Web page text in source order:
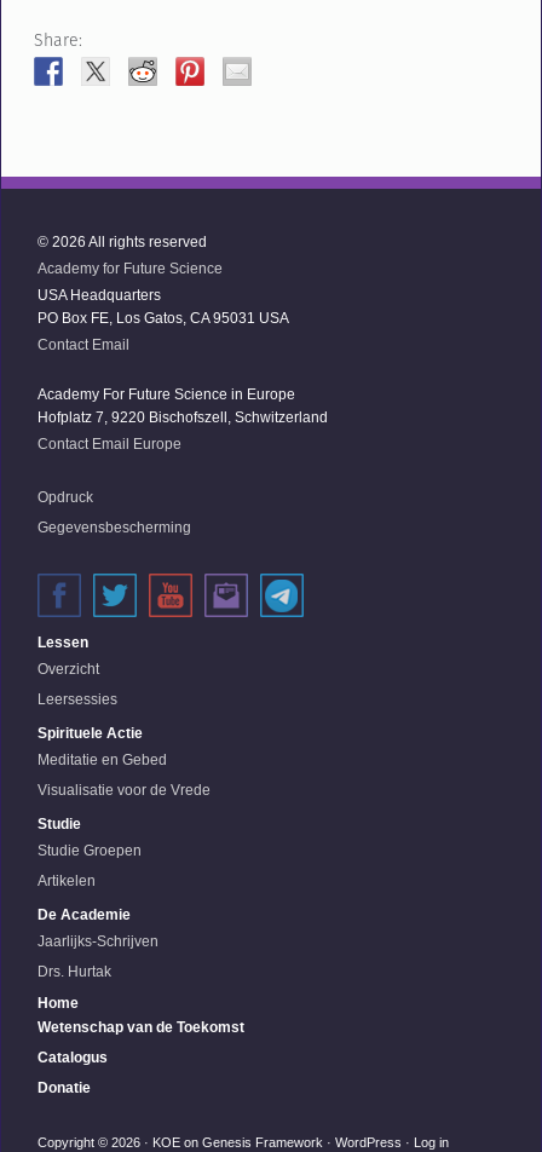
Share:
© 2026 All rights reserved
Academy for Future Science
USA Headquarters
PO Box FE, Los Gatos, CA 95031 USA
Contact Email
Academy For Future Science in Europe
Hofplatz 7, 9220 Bischofszell, Schwitzerland
Contact Email Europe
Opdruck
Gegevensbescherming
Lessen
Overzicht
Leersessies
Spirituele Actie
Meditatie en Gebed
Visualisatie voor de Vrede
Studie
Studie Groepen
Artikelen
De Academie
Jaarlijks-Schrijven
Drs. Hurtak
Home
Wetenschap van de Toekomst
Catalogus
Donatie
Copyright © 2026 · KOE on Genesis Framework · WordPress · Log in